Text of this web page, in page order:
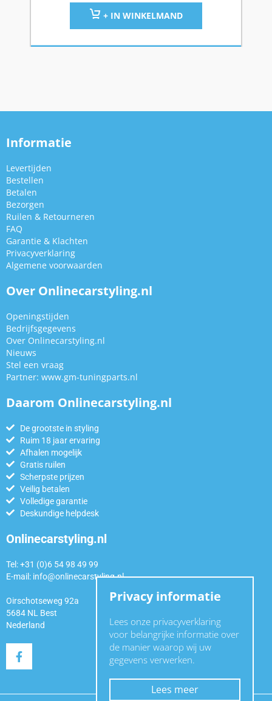
+ IN WINKELMAND
Informatie
Levertijden
Bestellen
Betalen
Bezorgen
Ruilen & Retourneren
FAQ
Garantie & Klachten
Privacyverklaring
Algemene voorwaarden
Over Onlinecarstyling.nl
Openingstijden
Bedrijfsgegevens
Over Onlinecarstyling.nl
Nieuws
Stel een vraag
Partner: www.gm-tuningparts.nl
Daarom Onlinecarstyling.nl
De grootste in styling
Ruim 18 jaar ervaring
Afhalen mogelijk
Gratis ruilen
Scherpste prijzen
Veilig betalen
Volledige garantie
Deskundige helpdesk
Onlinecarstyling.nl
Tel: +31 (0)6 54 98 49 99
E-mail: info@onlinecarstyling.nl
Oirschotseweg 92a
5684 NL Best
Nederland
Privacy informatie
Lees onze privacyverklaring
voor belangrijke informatie over
de manier waarop wij uw
gegevens verwerken.
Lees meer